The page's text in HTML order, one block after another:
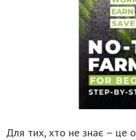
Для тих, хто не знає – це